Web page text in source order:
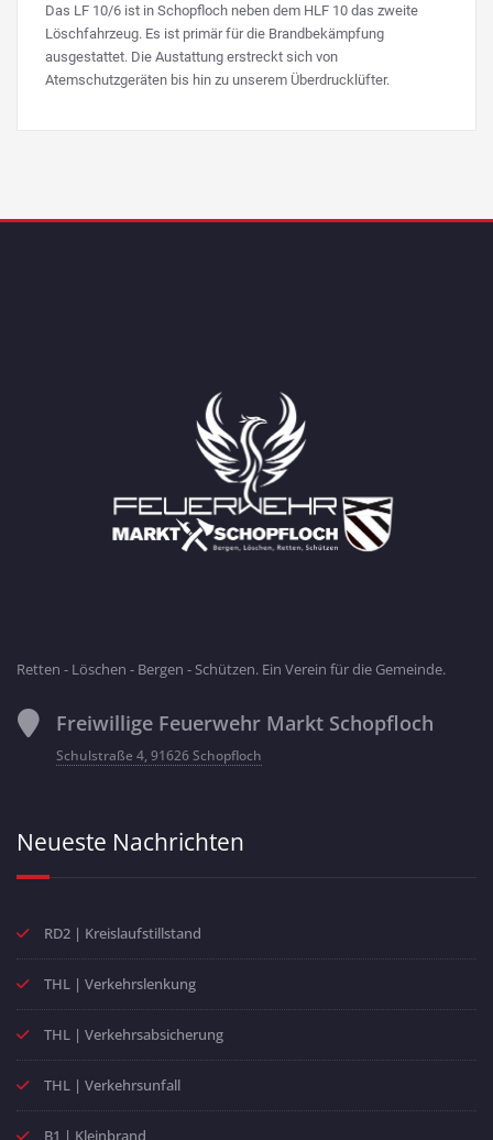
Das LF 10/6 ist in Schopfloch neben dem HLF 10 das zweite
Löschfahrzeug. Es ist primär für die Brandbekämpfung
ausgestattet. Die Austattung erstreckt sich von
Atemschutzgeräten bis hin zu unserem Überdrucklüfter.
Retten - Löschen - Bergen - Schützen. Ein Verein für die Gemeinde.
Freiwillige Feuerwehr Markt Schopfloch
Schulstraße 4, 91626 Schopfloch
Neueste Nachrichten
RD2 | Kreislaufstillstand
THL | Verkehrslenkung
THL | Verkehrsabsicherung
THL | Verkehrsunfall
B1 | Kleinbrand